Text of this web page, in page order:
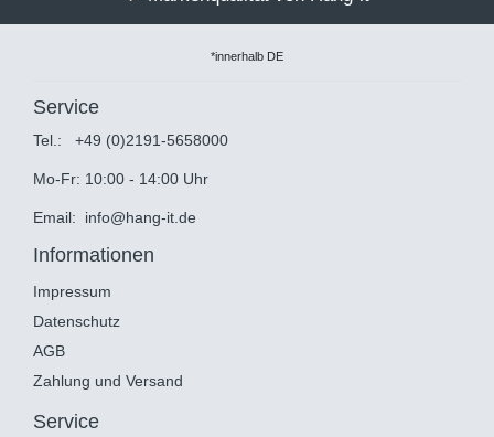
*innerhalb DE
Service
Tel.: +49 (0)2191-5658000
Mo-Fr: 10:00 - 14:00 Uhr
Email: info@hang-it.de
Informationen
Impressum
Datenschutz
AGB
Zahlung und Versand
Service